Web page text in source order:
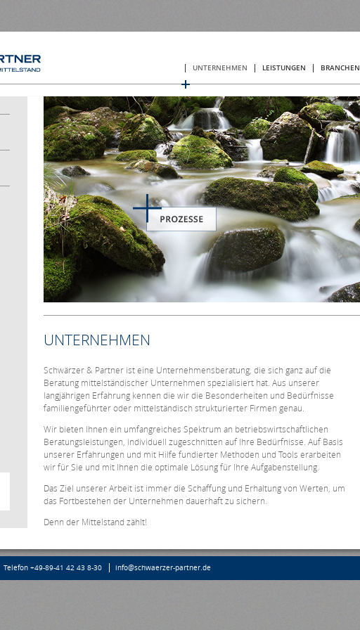
UNTERNEHMEN
LEISTUNGEN BRANCHEN
UNTERNEHMEN
Schwärzer & Partner ist eine Unternehmensberatung, die sich ganz auf die
Beratung mittelständischer Unternehmen spezialisiert hat. Aus unserer
langjährigen Erfahrung kennen die wir die Besonderheiten und Bedürfnisse
familiengeführter oder mittelständisch strukturierter Firmen genau.
Wir bieten Ihnen ein umfangreiches Spektrum an betriebswirtschaftlichen
Beratungsleistungen, individuell zugeschnitten auf Ihre Bedürfnisse. Auf Basis
unserer Erfahrungen und mit Hilfe fundierter Methoden und Tools erarbeiten
wir für Sie und mit Ihnen die optimale Lösung für Ihre Aufgabenstellung.
Das Ziel unserer Arbeit ist immer die Schaffung und Erhaltung von Werten, um
das Fortbestehen der Unternehmen dauerhaft zu sichern.
Denn der Mittelstand zählt!
Telefon +49-89-41 42 43 8-30 info@schwaerzer-partner.de